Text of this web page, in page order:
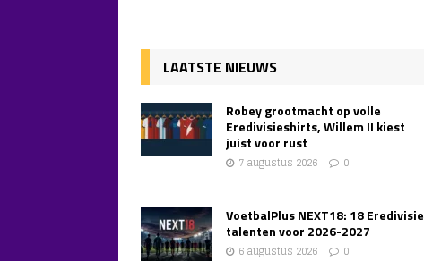
LAATSTE NIEUWS
Robey grootmacht op volle
Eredivisieshirts, Willem II kiest
juist voor rust
7 augustus 2026 0
VoetbalPlus NEXT18: 18 Eredivisie
talenten voor 2026-2027
6 augustus 2026 0